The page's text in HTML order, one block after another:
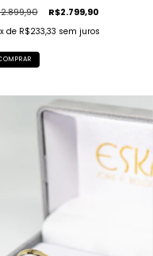
R$2.799,90
x de R$233,33 sem juros